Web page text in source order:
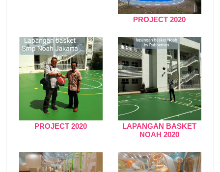
PROJECT 2020
PROJECT 2020
LAPANGAN BASKET
NOAH 2020